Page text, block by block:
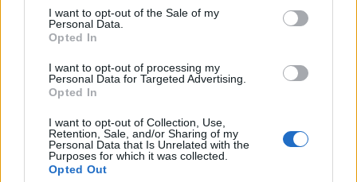
I want to opt-out of the Sale of my
Personal Data.
Opted In
I want to opt-out of processing my
Personal Data for Targeted Advertising.
Opted In
I want to opt-out of Collection, Use,
Retention, Sale, and/or Sharing of my
Personal Data that Is Unrelated with the
Purposes for which it was collected.
Opted Out
kajli_man
Az EU meg a NATO két külön dolog, nem?
szieszta
2023. 02. 01. 11:38
Előzmény: